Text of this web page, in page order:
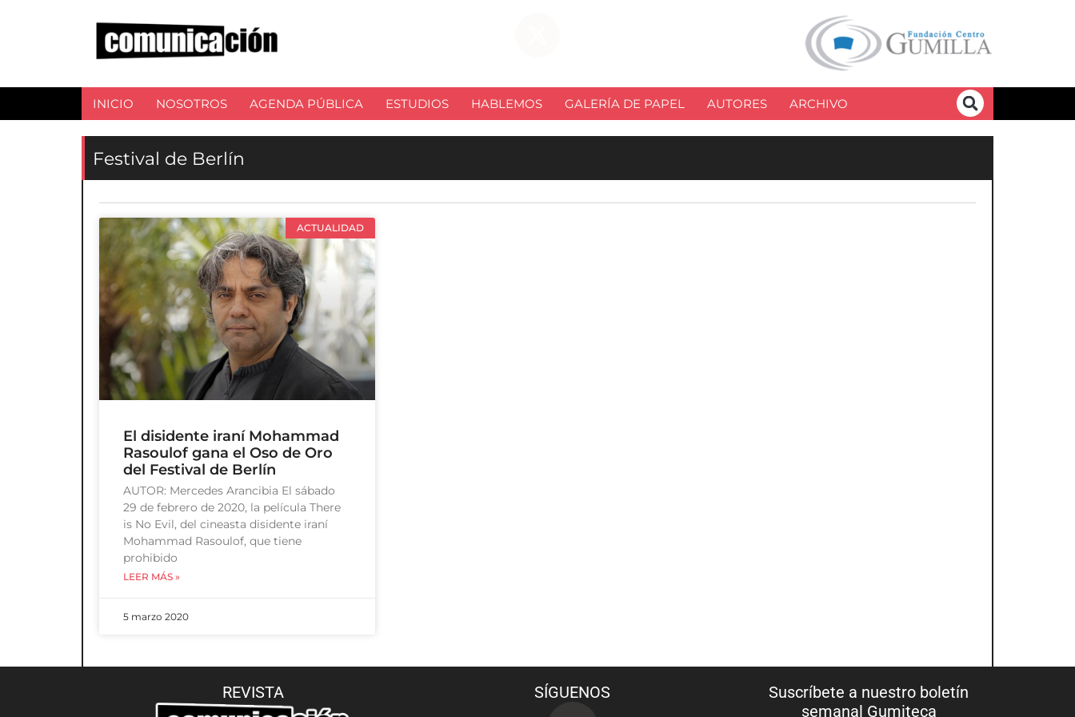
INICIO NOSOTROS AGENDA PÚBLICA ESTUDIOS HABLEMOS GALERÍA DE PAPEL AUTORES ARCHIVO
Festival de Berlín
ACTUALIDAD
El disidente iraní Mohammad
Rasoulof gana el Oso de Oro
del Festival de Berlín
AUTOR: Mercedes Arancibia El sábado
29 de febrero de 2020, la película There
is No Evil, del cineasta disidente iraní
Mohammad Rasoulof, que tiene
prohibido
LEER MÁS »
5 marzo 2020
REVISTA SÍGUENOS
Suscríbete a nuestro boletín
semanal Gumiteca